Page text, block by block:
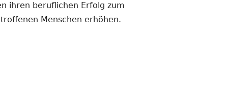
ihren beruflichen Erfolg zum
Menschen erhöhen.